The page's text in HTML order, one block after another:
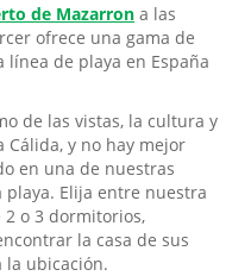
de Mazarron a las
ofrece una gama de
de playa en España
de las vistas, la cultura y
y no hay mejor
en una de nuestras
Elija entre nuestra
2 o 3 dormitorios,
la casa de sus
la ubicación.